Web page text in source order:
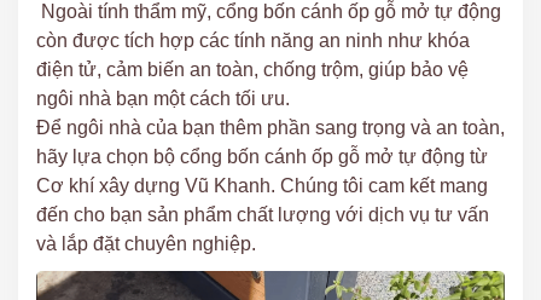
Ngoài tính thẩm mỹ, cổng bốn cánh ốp gỗ mở tự động
còn được tích hợp các tính năng an ninh như khóa
điện tử, cảm biến an toàn, chống trộm, giúp bảo vệ
ngôi nhà bạn một cách tối ưu.
Để ngôi nhà của bạn thêm phần sang trọng và an toàn,
hãy lựa chọn bộ cổng bốn cánh ốp gỗ mở tự động từ
Cơ khí xây dựng Vũ Khanh. Chúng tôi cam kết mang
đến cho bạn sản phẩm chất lượng với dịch vụ tư vấn
và lắp đặt chuyên nghiệp.